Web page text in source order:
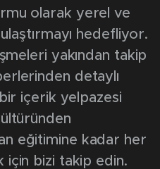
olarak yerel ve
hedefliyor.
yakından takip
detaylı
içerik yelpazesi
eğitimine kadar her
için bizi takip edin.